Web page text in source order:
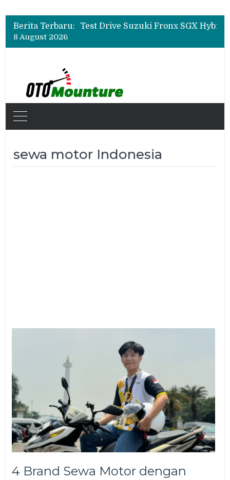
Berita Terbaru:
Beli Mobil Jangan Cuma Lihat Cicilan, TAF dan OJK Tekankan Pentingnya Literasi Keuangan
Beli Mobil Jangan Cuma Lihat Cicilan, TAF dan OJK Tekankan Pentingnya Literasi Keuangan
8 August 2026
sewa motor Indonesia
4 Brand Sewa Motor dengan